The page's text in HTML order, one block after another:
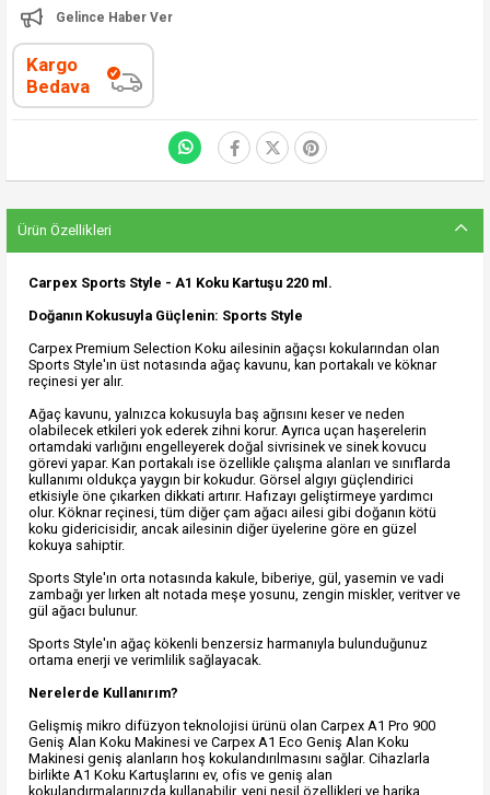
Gelince Haber Ver
Kargo
Bedava
Ürün Özellikleri
Carpex Sports Style - A1 Koku Kartuşu 220 ml.
Doğanın Kokusuyla Güçlenin: Sports Style
Carpex Premium Selection Koku ailesinin ağaçsı kokularından olan
Sports Style'ın üst notasında ağaç kavunu, kan portakalı ve köknar
reçinesi yer alır.
Ağaç kavunu, yalnızca kokusuyla baş ağrısını keser ve neden
olabilecek etkileri yok ederek zihni korur. Ayrıca uçan haşerelerin
ortamdaki varlığını engelleyerek doğal sivrisinek ve sinek kovucu
görevi yapar. Kan portakalı ise özellikle çalışma alanları ve sınıflarda
kullanımı oldukça yaygın bir kokudur. Görsel algıyı güçlendirici
etkisiyle öne çıkarken dikkati artırır. Hafızayı geliştirmeye yardımcı
olur. Köknar reçinesi, tüm diğer çam ağacı ailesi gibi doğanın kötü
koku gidericisidir, ancak ailesinin diğer üyelerine göre en güzel
kokuya sahiptir.
Sports Style'ın orta notasında kakule, biberiye, gül, yasemin ve vadi
zambağı yer lırken alt notada meşe yosunu, zengin miskler, veritver ve
gül ağacı bulunur.
Sports Style'ın ağaç kökenli benzersiz harmanıyla bulunduğunuz
ortama enerji ve verimlilik sağlayacak.
Nerelerde Kullanırım?
Gelişmiş mikro difüzyon teknolojisi ürünü olan Carpex A1 Pro 900
Geniş Alan Koku Makinesi ve Carpex A1 Eco Geniş Alan Koku
Makinesi geniş alanların hoş kokulandırılmasını sağlar. Cihazlarla
birlikte A1 Koku Kartuşlarını ev, ofis ve geniş alan
kokulandırmalarınızda kullanabilir, yeni nesil özellikleri ve harika